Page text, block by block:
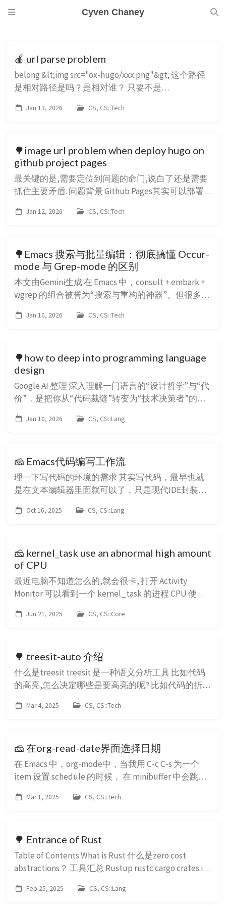
Cyven Chaney
🍎 url parse problem
belong &lt;img src="ox-hugo/xxx.png"&gt; 这个路径
是相对路径是吗？是相对谁？ 只要不是
是相对当前页面 有 / 开头的是相对根域名 比方说我当
于这个页面中的 html...
Jan 13, 2026 CS, CS::Tech
🌳image url problem when deploy hugo on
github project pages
最关键的是,需要定位到问题的命门,说白了还是需要
抓住主要矛盾. 问题背景 Github Pages其实可以部署
最常见的 ${username}.github.io 这种是 personal
Jan 12, 2026 CS, CS::Tech
🌳Emacs 搜索与批量编辑：彻底搞懂 Occur-
mode 与 Grep-mode 的区别
本文由Gemini生成 在 Emacs 中，consult + embark +
wgrep 的组合被誉为“搜索与重构的神器”。但很多开
结果 Buffer 是只读的？为什么 wgrep 报错说模式不
consult-...
Jan 10, 2026 CS, CS::Tech
🌳how to deep into programming language
design
Google AI 整理 深入理解一门语言的“设计哲学”与“代
价”，是把你从“代码裁缝”转变为“技术决策者”的关
持这个基因必须付出的税收。 以下是针对这一阶段
语言特性时，不要只记语法，要强迫自己完成一个三
段式的逻辑链条...
Jan 10, 2026 CS, CS::Lang
🧀 Emacs代码编写工作流
理一下写代码的环境的需求 其实写代码，最早也就
是在文本编辑器里面就可以了，只是现代IDE封装了
建这样的IDE，这样才酷 那么有文本编辑功能就可以
跳转 这几个是我认为的最基本的 然后就是，编译代
码，比如C/C++的程序在命令行使用CMake就行...
Oct 16, 2025 CS, CS::Lang
🧀 kernel_task use an abnormal high amount
of CPU
最近电脑不知道怎么的,就会很卡, 打开 Activity
Monitor 可以看到一个 kernel_task 的进程 CPU 使用
态,16个核都基本跑满 这根本不正常,因为我电脑配置
Jun 21, 2025 CS, CS::Core
🌳 treesit-auto 介绍
什么是treesit treesit 是一种语义分析工具 比如代码
的高亮,怎么决定哪些是要高亮的呢? 比如代码的折
的跳转,怎么知道哪个和哪个括号是匹配的可以跳转
打开, 比如 pytho...
Mar 4, 2025 CS, CS::Tech
🧀 在org-read-date界面选择日期
在 Emacs 中，org-mode中，当我用 C-c C-s 为一个
item 设置 schedule 的时候， 在 minibuffer 中会跳出
buffer， 但是我怎么选择这个 calendar 的光标，我 C-
Mar 1, 2025 CS, CS::Tech
🌳 Entrance of Rust
Table of Contents What is Rust 什么是zero cost
abstractions？ 工具汇总 Rustup rustc cargo crates.io
Feb 25, 2025 CS, CS::Lang